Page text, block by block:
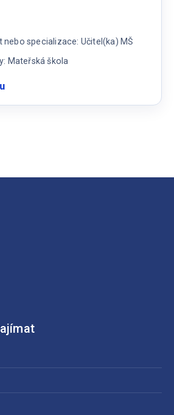
nebo specializace: Učitel(ka) MŠ
Mateřská škola
: